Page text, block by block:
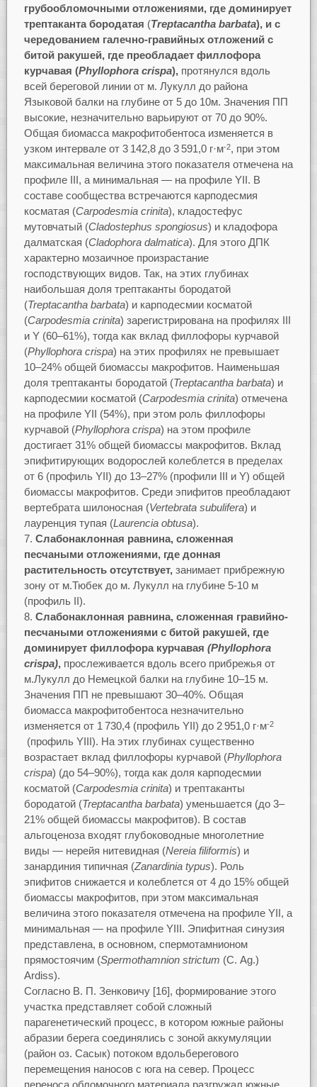
грубообломочными отложениями, где доминирует
трептаканта бородатая (Treptacantha barbata),и с
чередованием галечно-гравийных отложений с
битой ракушей, где преобладает филлофора
курчавая (Phyllophoracrispa), протянулся вдоль
всей береговой линии от м. Лукулл до района
Языковой балки на глубине от 5 до 10м. Значения ПП
высокие, незначительно варьируют от 70 до 90%.
Общая биомасса макрофитобентоса изменяется в
узком интервале от 3 142,8 до 3 591,0 г·м-2, при этом
максимальная величина этого показателя отмечена на
профиле III, а минимальная — на профиле YII. В
составе сообщества встречаются карподесмия
косматая (Carpodesmia crinita), кладостефус
мутовчатый (Cladostephus spongiosus) и кладофора
далматская (Cladophora dalmatica). Для этого ДПК
характерно мозаичное произрастание
господствующих видов. Так, на этих глубинах
наибольшая доля трептаканты бородатой
(Treptacantha barbata) и карподесмии косматой
(Carpodesmia crinita) зарегистрирована на профилях III
и Y (60–61%), тогда как вклад филлофоры курчавой
(Phyllophora crispa) на этих профилях не превышает
10–24% общей биомассы макрофитов. Наименьшая
доля трептаканты бородатой (Treptacantha barbata) и
карподесмии косматой (Carpodesmia crinita) отмечена
на профиле YII (54%), при этом роль филлофоры
курчавой (Phyllophora crispa) на этом профиле
достигает 31% общей биомассы макрофитов. Вклад
эпифитирующих водорослей колеблется в пределах
от 6 (профиль YII) до 13–27% (профили III и Y) общей
биомассы макрофитов. Среди эпифитов преобладают
вертебрата шилоносная (Vertebrata subulifera) и
лауренция тупая (Laurencia obtusa).
Слабонаклонная равнина, сложенная
песчаными отложениями, где донная
растительность отсутствует,занимает прибрежную
зону от м.Тюбек до м. Лукулл на глубине 5‑10 м
(профиль II).
Слабонаклонная равнина, сложенная гравийно-
песчаными отложениями с битой ракушей, где
доминирует филлофора курчавая (Phyllophora
crispa),прослеживается вдоль всего прибрежья от
м.Лукулл до Немецкой балки на глубине 10–15 м.
Значения ПП не превышают 30–40%. Общая
биомасса макрофитобентоса незначительно
изменяется от 1 730,4 (профиль YII) до 2 951,0 г·м-2
(профиль YIII). На этих глубинах существенно
возрастает вклад филлофоры курчавой (Phyllophora
crispa) (до 54–90%), тогда как доля карподесмии
косматой (Carpodesmia crinita) и трептаканты
бородатой (Treptacantha barbata) уменьшается (до 3–
21% общей биомассы макрофитов). В состав
альгоценоза входят глубоководные многолетние
виды — нерейя нитевидная (Nereia filiformis) и
занардиния типичная (Zanardinia typus). Роль
эпифитов снижается и колеблется от 4 до 15% общей
биомассы макрофитов, при этом максимальная
величина этого показателя отмечена на профиле YII, а
минимальная — на профиле YIII. Эпифитная синузия
представлена, в основном, спермотамнионом
прямостоячим (Spermothamnion strictum (C. Ag.)
Ardiss).
Согласно В. П. Зенковичу [16], формирование этого
участка представляет собой сложный
парагенетический процесс, в котором южные районы
абразии берега соединялись с зоной аккумуляции
(район оз. Сасык) потоком вдольберегового
перемещения наносов с юга на север. Процесс